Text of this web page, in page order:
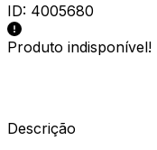
ID: 4005680
Produto indisponível!
Descrição